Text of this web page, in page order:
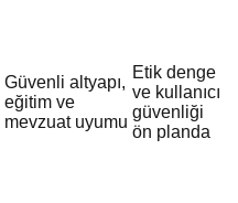
Güvenli altyapı,
eğitim ve
mevzuat uyumu
Etik denge
ve kullanıcı
güvenliği
ön planda